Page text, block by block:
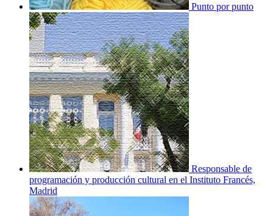
Punto por punto
Responsable de
programación y producción cultural en el Instituto Francés,
Madrid